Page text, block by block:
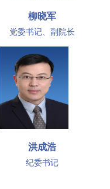
柳晓军
党委书记、副院长
洪成浩
纪委书记